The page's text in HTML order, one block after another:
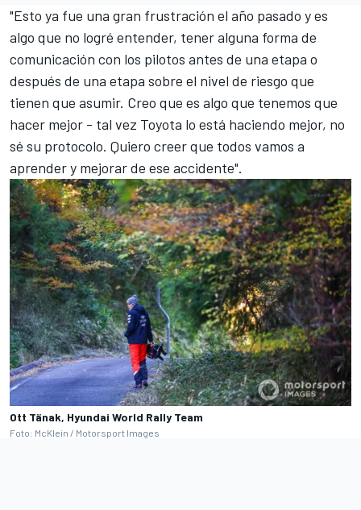
"Esto ya fue una gran frustración el año pasado y es
algo que no logré entender, tener alguna forma de
comunicación con los pilotos antes de una etapa o
después de una etapa sobre el nivel de riesgo que
tienen que asumir. Creo que es algo que tenemos que
hacer mejor - tal vez Toyota lo está haciendo mejor, no
sé su protocolo. Quiero creer que todos vamos a
aprender y mejorar de ese accidente".
Ott Tänak, Hyundai World Rally Team
Foto: McKlein / Motorsport Images